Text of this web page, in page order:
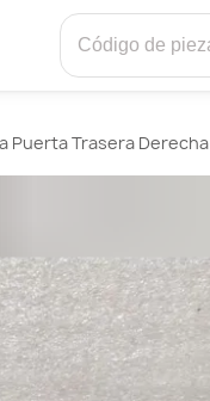
Puerta Trasera Derecha